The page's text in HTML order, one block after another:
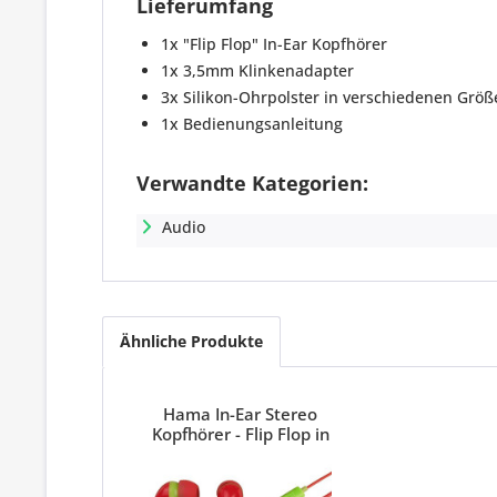
Lieferumfang
1x "Flip Flop" In-Ear Kopfhörer
1x 3,5mm Klinkenadapter
3x Silikon-Ohrpolster in verschiedenen
1x Bedienungsanleitung
Verwandte Kategorien:
Audio
Ähnliche Produkte
Hama In-Ear Stereo
Kopfhörer - Flip Flop in